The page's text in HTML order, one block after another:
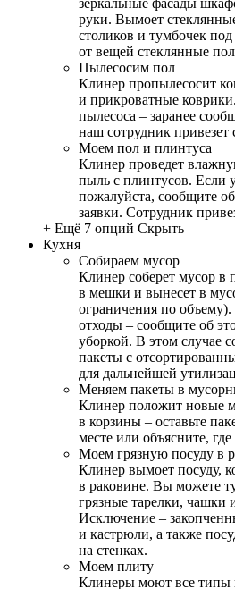
зеркальные фасады
руки. Вымоет
столиков и тумбочек
от вещей стеклянные
Пылесосим пол
Клинер пропылесосит
и прикроватные
пылесоса – заранее
наш сотрудник привезет
Моем пол и плинтуса
Клинер проведет
пыль с плинтусов. Если
пожалуйста, сообщите
заявки. Сотрудник
+ Ещё 7 опций Скрыть
Кухня
Собираем мусор
Клинер соберет мусор
в мешки и вынесет в
ограничения по
отходы – сообщите об
уборкой. В этом случае
пакеты с
для дальнейшей
Меняем пакеты в
Клинер положит новые
в корзины – оставьте
месте или объясните,
Моем грязную посуду в
Клинер вымоет посуду,
в раковине. Вы можете
грязные тарелки, чашки
Исключение –
и кастрюли, а также
на стенках.
Моем плиту
Клинеры моют все типы